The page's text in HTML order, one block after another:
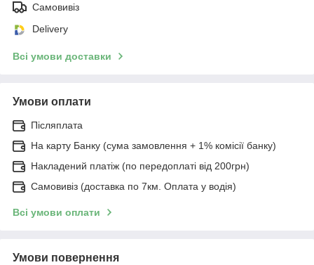
Самовивіз
Delivery
Всі умови доставки
Умови оплати
Післяплата
На карту Банку (сума замовлення + 1% комісії банку)
Накладений платіж (по передоплаті від 200грн)
Самовивіз (доставка по 7км. Оплата у водія)
Всі умови оплати
Умови повернення